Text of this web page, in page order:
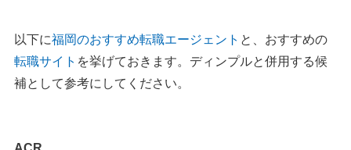
以下に福岡のおすすめ転職エージェント と、おすすめの
転職サイト を挙げておきます。ディンプルと併用する候
補として参考にしてください。